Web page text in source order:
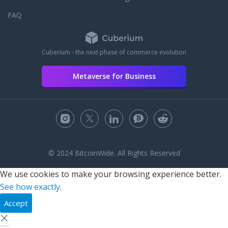
der Musik treiben zu lassen. So zählt
der Keller der Calwer Straße 25 allein
zwar nicht zu den größten Locations
der Stadt, ist aber dank der
einzigartigen Stimmung und der
ein überaus beliebter Anlaufpunkt für
all diejenigen, die sich gerne zu
FAQ
Cuberium - the next phase of commerce evolution
Metaverse for Business
© 2024 BitcoinWide. All Rights Reserved
We use cookies to make your browsing experience better.
See how exactly.
Accept